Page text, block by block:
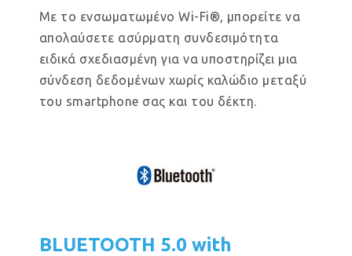
Με το ενσωματωμένο Wi-Fi®, μπορείτε να
απολαύσετε ασύρματη συνδεσιμότητα
ειδικά σχεδιασμένη για να υποστηρίζει μια
σύνδεση δεδομένων χωρίς καλώδιο μεταξύ
του smartphone σας και του δέκτη.
BLUETOOTH 5.0 with